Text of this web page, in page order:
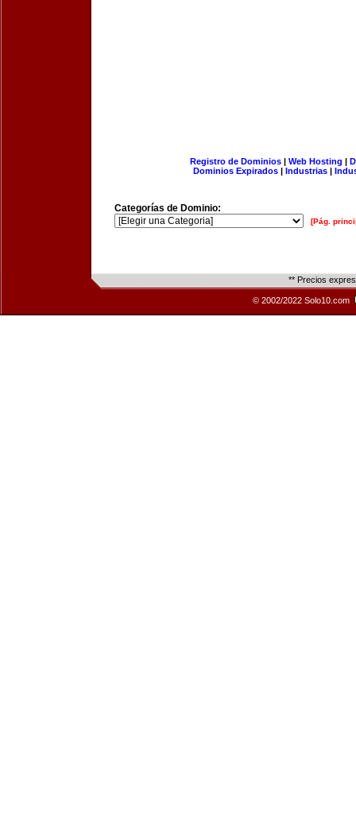
Registro de Dominios| Web Hosting |
Dominios Expirados | Industrias |
Categorías de Dominio:
[Pág.
** Precios
© 2002/2022 Solo10.com